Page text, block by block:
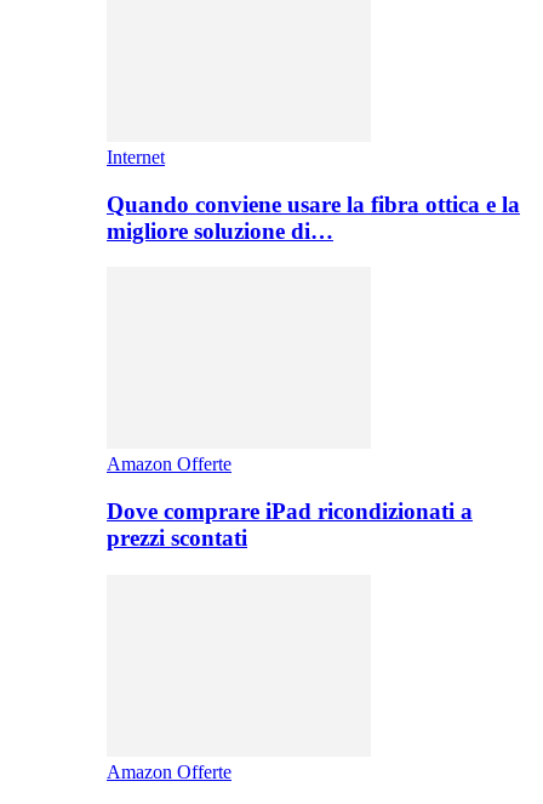
Internet
Quando conviene usare la fibra ottica e la
migliore soluzione di…
Amazon Offerte
Dove comprare iPad ricondizionati a
prezzi scontati
Amazon Offerte